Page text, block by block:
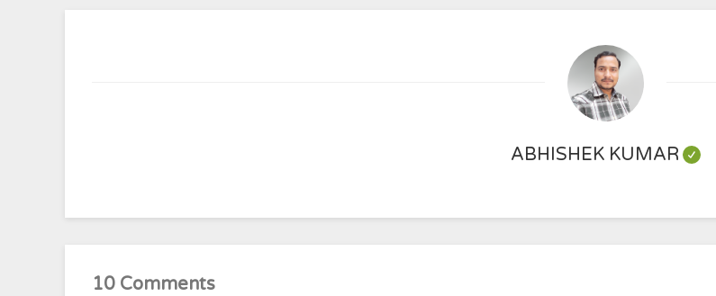
ABHISHEK KUMAR
10 Comments